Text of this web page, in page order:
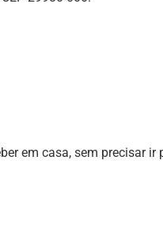
em casa, sem precisar ir